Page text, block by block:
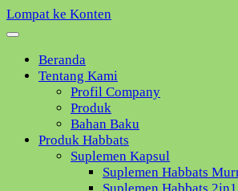
Lompat ke Konten
Beranda
Tentang Kami
Profil Company
Produk
Bahan Baku
Produk Habbats
Suplemen Kapsul
Suplemen Habbats